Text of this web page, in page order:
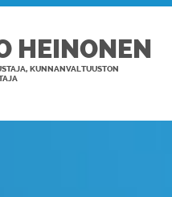
HEINONEN
KUNNANVALTUUSTON